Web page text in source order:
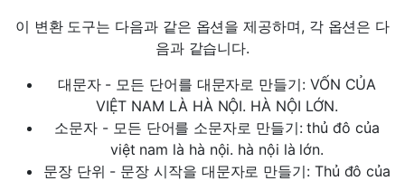
이 변환 도구는 다음과 같은 옵션을 제공하며, 각 옵션은 다
음과 같습니다.
대문자 - 모든 단어를 대문자로 만들기: VỐN CỦA
VIỆT NAM LÀ HÀ NỘI. HÀ NỘI LỚN.
소문자 - 모든 단어를 소문자로 만들기: thủ đô của
việt nam là hà nội. hà nội là lớn.
문장 단위 - 문장 시작을 대문자로 만들기: Thủ đô của